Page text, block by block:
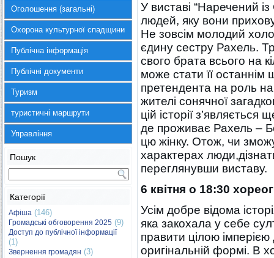
Оголошення (загальні)
Охорона культурної спадщини
Публічна інформація
Публічні документи
Туризм
туристичні маршрути
Управління
Пошук
Категорії
Афіша (146)
Громадські обговорення 2025 (9)
Доступ до публічної інформації
(1)
Звернення громадян (3)
У виставі “Наречений
людей, яку вони
Не зовсім молодий
єдину сестру Рахель.
свого брата всього на
може стати її
претендента на роль
жителі сонячної
цій історії
де проживає Рахель –
цю жінку. Отож, чи
характерах
переглянувши виставу.
6 квітня о 18:30
Усім добре відома
яка закохала у себе
правити цілою імперією
оригінальній формі. В